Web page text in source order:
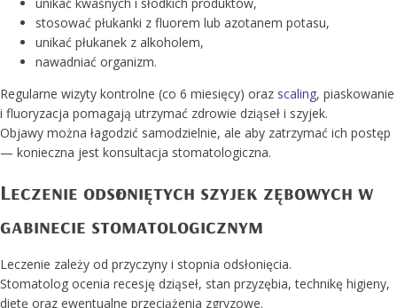
stosować płukanki z fluorem lub azotanem potasu,
unikać płukanek z alkoholem,
nawadniać organizm.
Regularne wizyty kontrolne (co 6 miesięcy) oraz scaling, piaskowanie
i fluoryzacja pomagają utrzymać zdrowie dziąseł i szyjek.
Objawy można łagodzić samodzielnie, ale aby zatrzymać ich postęp
— konieczna jest konsultacja stomatologiczna.
Leczenie odsłoniętych szyjek zębowych w
gabinecie stomatologicznym
Leczenie zależy od przyczyny i stopnia odsłonięcia.
Stomatolog ocenia recesję dziąseł, stan przyzębia, technikę higieny,
dietę oraz ewentualne przeciążenia zgryzowe.